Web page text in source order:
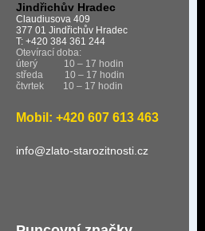
Jindřichův Hradec
Claudiusova 409
377 01 Jindřichův Hradec
T: +420 384 361 244
Otevírací doba:
úterý 10 – 17 hodin
středa 10 – 17 hodin
čtvrtek 10 – 17 hodin
Mobil: +420 607 613 463
info@zlato-starozitnosti.cz